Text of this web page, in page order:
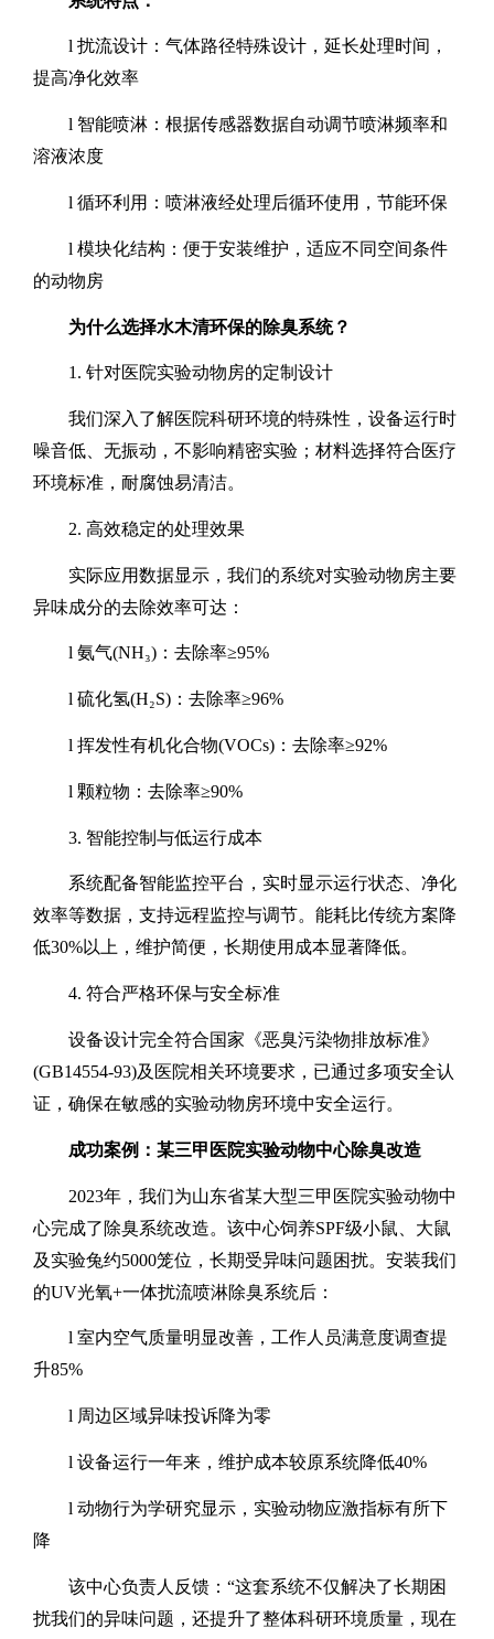
l 扰流设计：气体路径特殊设计，延长处理时间，
提高净化效率
l 智能喷淋：根据传感器数据自动调节喷淋频率和
溶液浓度
l 循环利用：喷淋液经处理后循环使用，节能环保
l 模块化结构：便于安装维护，适应不同空间条件
的动物房
为什么选择水木清环保的除臭系统？
1. 针对医院实验动物房的定制设计
我们深入了解医院科研环境的特殊性，设备运行时
噪音低、无振动，不影响精密实验；材料选择符合医疗
环境标准，耐腐蚀易清洁。
2. 高效稳定的处理效果
实际应用数据显示，我们的系统对实验动物房主要
异味成分的去除效率可达：
l 氨气(NH₃) ：去除率≥95%
l 硫化氢(H₂S) ：去除率≥96%
l 挥发性有机化合物(VOCs) ：去除率≥92%
l 颗粒物：去除率≥90%
3. 智能控制与低运行成本
系统配备智能监控平台，实时显示运行状态、净化
效率等数据，支持远程监控与调节。能耗比传统方案降
低30%以上，维护简便，长期使用成本显著降低。
4. 符合严格环保与安全标准
设备设计完全符合国家《恶臭污染物排放标准》
(GB14554-93)及医院相关环境要求，已通过多项安全认
证，确保在敏感的实验动物房环境中安全运行。
成功案例：某三甲医院实验动物中心除臭改造
2023年，我们为山东省某大型三甲医院实验动物中
心完成了除臭系统改造。该中心饲养SPF级小鼠、大鼠
及实验兔约5000笼位，长期受异味问题困扰。安装我们
的UV光氧+一体扰流喷淋除臭系统后：
l 室内空气质量明显改善，工作人员满意度调查提
升85%
l 周边区域异味投诉降为零
l 设备运行一年来，维护成本较原系统降低40%
l 动物行为学研究显示，实验动物应激指标有所下
降
该中心负责人反馈： “这套系统不仅解决了长期困
扰我们的异味问题，还提升了整体科研环境质量，现在